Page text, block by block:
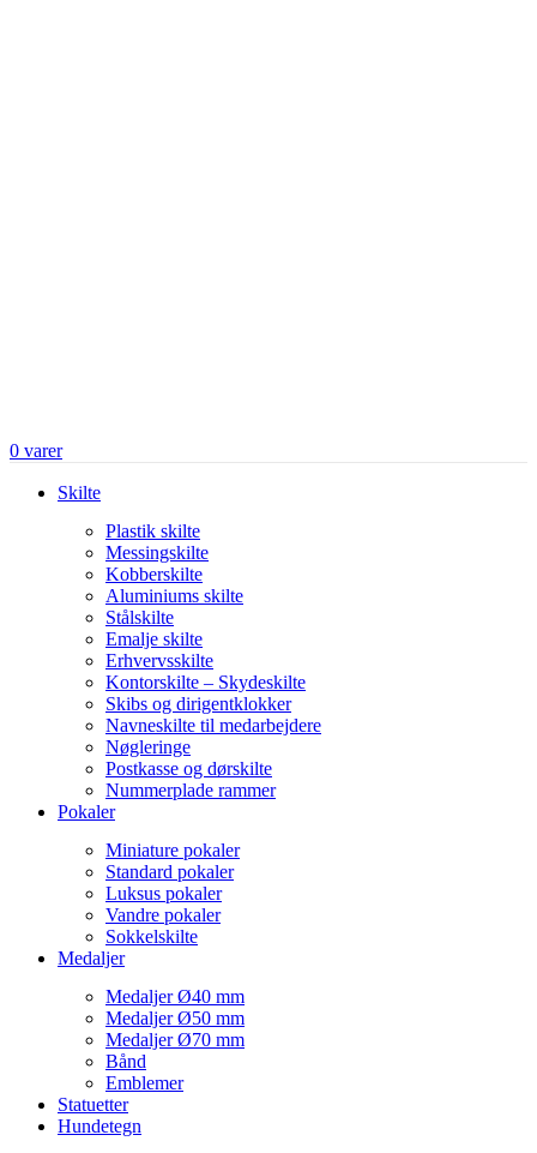
0 varer
Skilte
Plastik skilte
Messingskilte
Kobberskilte
Aluminiums skilte
Stålskilte
Emalje skilte
Erhvervsskilte
Kontorskilte – Skydeskilte
Skibs og dirigentklokker
Navneskilte til medarbejdere
Nøgleringe
Postkasse og dørskilte
Nummerplade rammer
Pokaler
Miniature pokaler
Standard pokaler
Luksus pokaler
Vandre pokaler
Sokkelskilte
Medaljer
Medaljer Ø40 mm
Medaljer Ø50 mm
Medaljer Ø70 mm
Bånd
Emblemer
Statuetter
Hundetegn